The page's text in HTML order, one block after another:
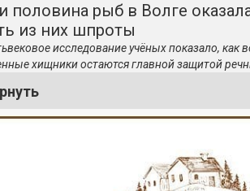
половина рыб в Волге
из них шпроты
исследование учёных показало,
хищники остаются главной защитой